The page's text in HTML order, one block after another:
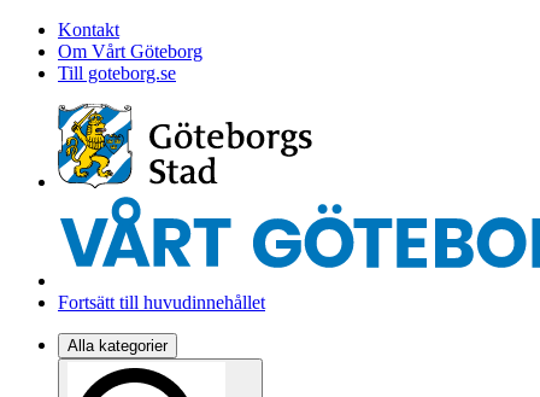
Kontakt
Om Vårt Göteborg
Till goteborg.se
Fortsätt till huvudinnehållet
Alla kategorier